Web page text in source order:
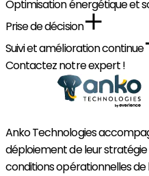
Optimisation énergétique et
Prise de décision
Suivi et amélioration continue
Contactez notre expert !
Anko Technologies
déploiement de leur
conditions opérationnelles